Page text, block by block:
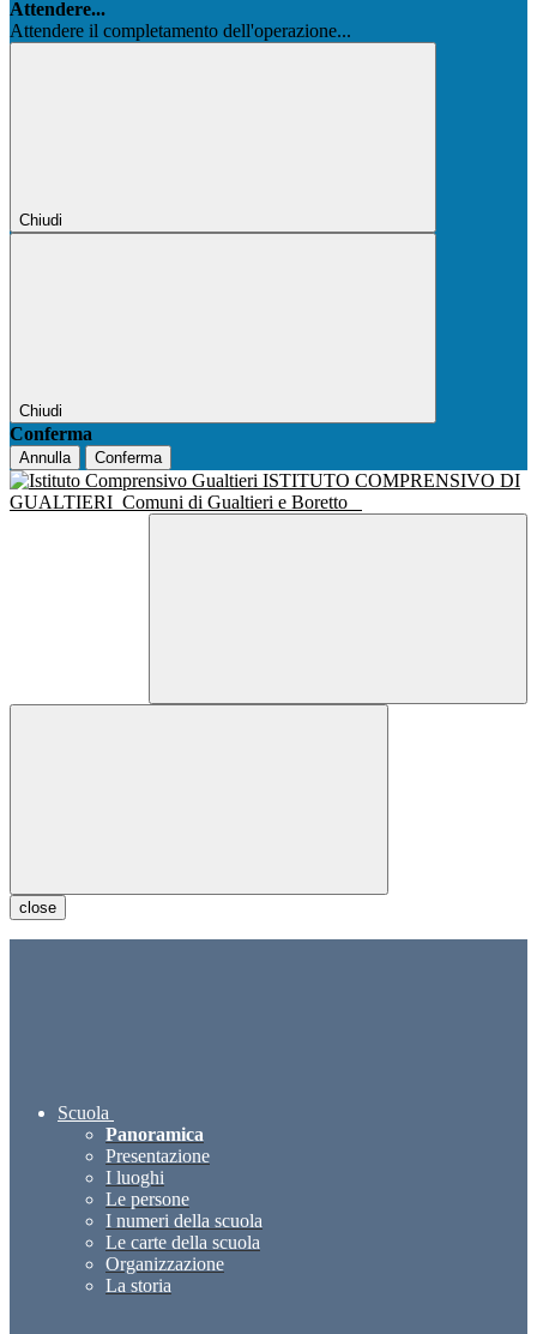
Attendere...
Attendere il completamento dell'operazione...
Chiudi
Chiudi
Conferma
Annulla Conferma
ISTITUTO COMPRENSIVO DI
GUALTIERI Comuni di Gualtieri e Boretto
close
Scuola
Panoramica
Presentazione
I luoghi
Le persone
I numeri della scuola
Le carte della scuola
Organizzazione
La storia